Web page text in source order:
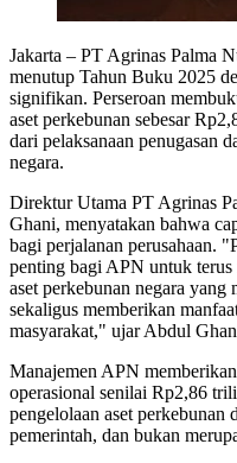
Jakarta – PT Agrinas Palma
menutup Tahun Buku 2025
signifikan. Perseroan
aset perkebunan sebesar
dari pelaksanaan penugasan
negara.
Direktur Utama PT Agrinas
Ghani, menyatakan bahwa
bagi perjalanan perusahaan.
penting bagi APN untuk terus
aset perkebunan negara
sekaligus memberikan
masyarakat," ujar Abdul
Manajemen APN
operasional senilai Rp2,86
pengelolaan aset perkebunan
pemerintah, dan bukan